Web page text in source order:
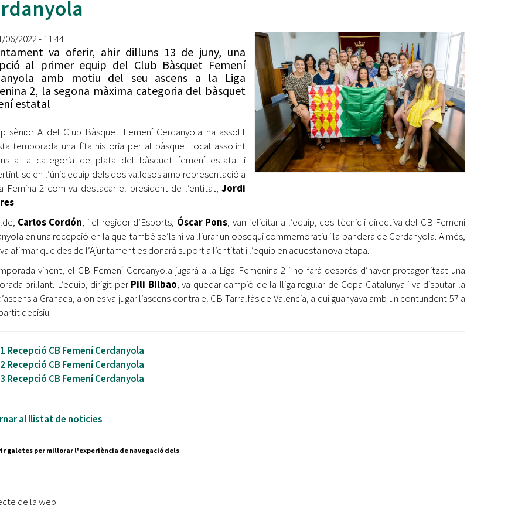
Retiment de Comptes
Accés a Informació Pública
Dades Obertes
Catàleg de Serveis i Tràmits
Oberta la convocatòria d'Ajuts per a l'autoocupació
jove 2026
Cerdanyola opta a més de 5 milions d'euros del Pla de
Barris per transformar les Fontetes, Quatre Cantons i
l'entorn de l'avinguda Catalunya
El FIT presenta el cartell de la seva 16a edició i dona el
tret de sortida al festival
L’Ajuntament reparteix ulleres gratuïtes per veure
l'eclipsi solar
Entitats
Equipaments
Mercats Municipals
Webs Municipals
06/2022 - 11:44
va oferir, ahir dilluns 13 de juny, una
al primer equip del Club Bàsquet Femení
amb motiu del seu ascens a la Liga
2, la segona màxima categoria del bàsquet
estatal
sènior A del Club Bàsquet Femení Cerdanyola ha assolit
temporada una fita historia per al bàsquet local assolint
a la categoria de plata del bàsquet femení estatal i
se en l’únic equip dels dos vallesos amb representació a
Femina 2 com va destacar el president de l’entitat, Jordi
.
Carlos Cordón, i el regidor d’Esports, Óscar Pons, van felicitar a l’equip, cos tècnic i directiva del CB Femení
en una recepció en la que també se’ls hi va lliurar un obsequi commemoratiu i la bandera de Cerdanyola. A més,
afirmar que des de l’Ajuntament es donarà suport a l’entitat i l’equip en aquesta nova etapa.
vinent, el CB Femení Cerdanyola jugarà a la Liga Femenina 2 i ho farà després d’haver protagonitzat una
brillant. L’equip, dirigit per Pili Bilbao, va quedar campió de la lliga regular de Copa Catalunya i va disputar la
a Granada, a on es va jugar l’ascens contra el CB Tarralfàs de Valencia, a qui guanyava amb un contundent 57 a
decisiu.
Recepció CB Femení Cerdanyola
Recepció CB Femení Cerdanyola
Recepció CB Femení Cerdanyola
al llistat de noticies
88 88
galetes per millorar l'experiència de navegació dels
de la web